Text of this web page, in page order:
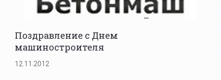
Поздравление с Днем
машиностроителя
12.11.2012